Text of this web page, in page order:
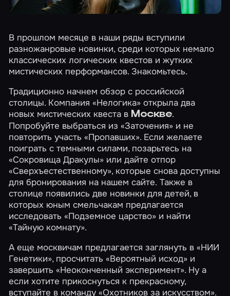
В прошлом месяце в наши ряды вступили
разножанровые новинки, среди которых немало
классических логических квестов и жутких
мистических перформансов. Знакомьтесь.
Традиционно начнем обзор с российской
столицы. Компания «Нелогика» открыла два
новых мистических квеста в Москве.
Попробуйте выбраться из«Заточения» и не
повторить участь«Пропавших». Если желаете
поиграть с темными силами, позарьтесь на
«Сокровища Дракулы» или дайте отпор
«Сверхъестественному», которые снова доступны
для бронирования на нашем сайте. Также в
столице появились две новинки для детей, в
которых юным смельчакам предлагается
исследовать«Подземное царство» и найти
«Тайную комнату».
А еще москвичам предлагается заглянуть в«НИИ
Генетики», просчитать«Вероятный исход» и
завершить«Неоконченный эксперимент». Ну а
если хотите прикоснуться к прекрасному,
вступайте в команду«Охотников за искусством».